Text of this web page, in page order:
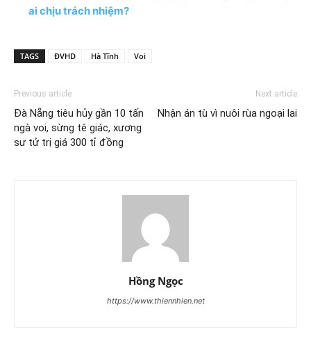
ai chịu trách nhiệm?
TAGS ĐVHD Hà Tĩnh Voi
Previous article
Đà Nẵng tiêu hủy gần 10 tấn
ngà voi, sừng tê giác, xương
sư tử trị giá 300 tỉ đồng
Next article
Nhận án tù vì nuôi rùa ngoại lai
Hồng Ngọc
https://www.thiennhien.net